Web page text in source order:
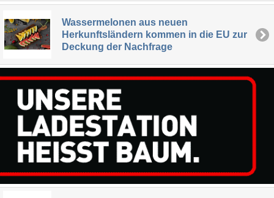
Wassermelonen aus neuen
Herkunftsländern kommen in die EU zur
Deckung der Nachfrage